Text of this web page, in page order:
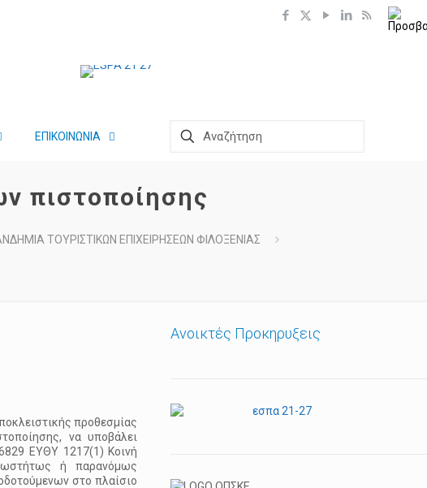
ΕΠΙΚΟΙΝΩΝΙΑ
πιστοποίησης
ΤΟΥΡΙΣΤΙΚΩΝ ΕΠΙΧΕΙΡΗΣΕΩΝ ΦΙΛΟΞΕΝΙΑΣ
προθεσμίας
να υποβάλει
ΕΥΘΥ 1217(1) Κοινή
ή παρανόμως
στο πλαίσιο
Ανοικτές Προκηρυξεις